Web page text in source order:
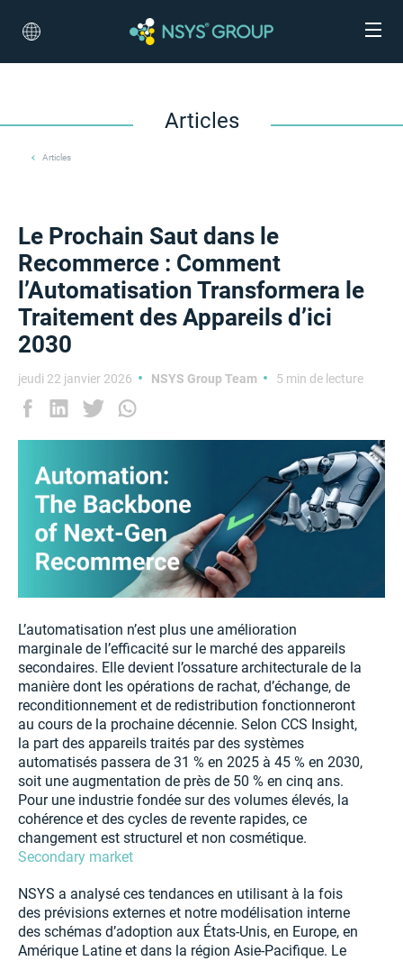
Articles
Articles
Le Prochain Saut dans le
Recommerce : Comment
l’Automatisation Transformera le
Traitement des Appareils d’ici
2030
jeudi 22 janvier 2026 NSYS Group Team 5 min de lecture
L’automatisation n’est plus une amélioration
marginale de l’efficacité sur le marché des appareils
secondaires. Elle devient l’ossature architecturale de la
manière dont les opérations de rachat, d’échange, de
reconditionnement et de redistribution fonctionneront
au cours de la prochaine décennie. Selon CCS Insight,
la part des appareils traités par des systèmes
automatisés passera de 31 % en 2025 à 45 % en 2030,
soit une augmentation de près de 50 % en cinq ans.
Pour une industrie fondée sur des volumes élevés, la
cohérence et des cycles de revente rapides, ce
changement est structurel et non cosmétique.
Secondary market
NSYS a analysé ces tendances en utilisant à la fois
des prévisions externes et notre modélisation interne
des schémas d’adoption aux États-Unis, en Europe, en
Amérique Latine et dans la région Asie-Pacifique. Le